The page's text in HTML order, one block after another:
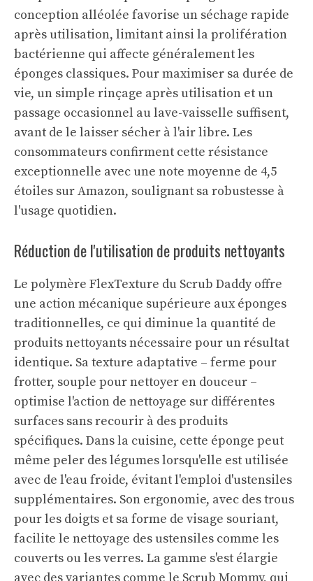
conception alléolée favorise un séchage rapide
après utilisation, limitant ainsi la prolifération
bactérienne qui affecte généralement les
éponges classiques. Pour maximiser sa durée de
vie, un simple rinçage après utilisation et un
passage occasionnel au lave-vaisselle suffisent,
avant de le laisser sécher à l'air libre. Les
consommateurs confirment cette résistance
exceptionnelle avec une note moyenne de 4,5
étoiles sur Amazon, soulignant sa robustesse à
l'usage quotidien.
Réduction de l'utilisation de produits nettoyants
Le polymère FlexTexture du Scrub Daddy offre
une action mécanique supérieure aux éponges
traditionnelles, ce qui diminue la quantité de
produits nettoyants nécessaire pour un résultat
identique. Sa texture adaptative – ferme pour
frotter, souple pour nettoyer en douceur –
optimise l'action de nettoyage sur différentes
surfaces sans recourir à des produits
spécifiques. Dans la cuisine, cette éponge peut
même peler des légumes lorsqu'elle est utilisée
avec de l'eau froide, évitant l'emploi d'ustensiles
supplémentaires. Son ergonomie, avec des trous
pour les doigts et sa forme de visage souriant,
facilite le nettoyage des ustensiles comme les
couverts ou les verres. La gamme s'est élargie
avec des variantes comme le Scrub Mommy, qui